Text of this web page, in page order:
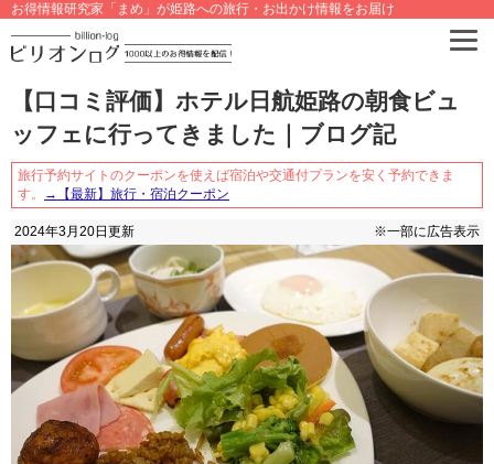
お得情報研究家「まめ」が姫路への旅行・お出かけ情報をお届け
【口コミ評価】ホテル日航姫路の朝食ビュ
ッフェに行ってきました｜ブログ記
旅行予約サイトのクーポンを使えば宿泊や交通付プランを安く予約できま
す。
→【最新】旅行・宿泊クーポン
2024年3月20日 更新 ※一部に広告表示